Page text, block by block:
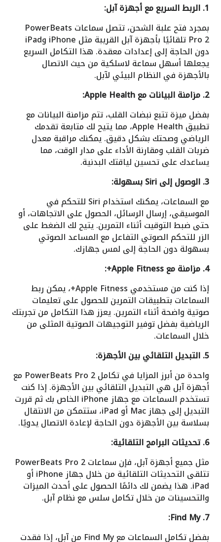
1. الربط السريع مع أجهزة آبل:
بمجرد فتح علبة الشحن، تتصل سماعات PowerBeats
Pro 2 تلقائيًا بأجهزة آبل القريبة مثل iPhone وiPad
دون الحاجة إلى إعدادات معقدة. هذا التكامل السريع
يجعلها أسهل سماعة لاسلكية من حيث الاتصال
بالأجهزة في النظام البيئي لآبل.
2. مزامنة البيانات مع Apple Health:
بفضل ميزة تتبع نبضات القلب، تتم مزامنة البيانات مع
تطبيق Apple Health، مما يتيح لك متابعة تقدمك
الرياضي وصحتك بشكل دقيق. يمكنك مراقبة معدل
ضربات القلب ومقارنة الأداء على مدار الوقت، مما
يساعدك على تحسين لياقتك البدنية.
3. الوصول إلى Siri بسهولة:
مع السماعات، يمكنك استخدام Siri للتحكم في
الموسيقى، إرسال الرسائل، الحصول على الاتجاهات، أو
حتى ضبط التوقيت أثناء التمرين. يتيح لك الضغط على
الزر للتحكم الصوتي التفاعل مع المساعد الصوتي
بسهولة دون الحاجة إلى لمس جهازك.
4. مزامنة مع Apple Fitness+:
إذا كنت من مستخدمي Apple Fitness+، يمكن ربط
السماعات بتطبيقات التمرين للحصول على تعليمات
صوتية واضحة أثناء التمرين. يعزز هذا التكامل من تجربتك
الرياضية بفضل توفير التوجيهات الصوتية المثلى من
خلال السماعات.
5. التبديل التلقائي بين الأجهزة:
واحدة من أبرز المزايا في تكامل PowerBeats Pro 2 مع
أجهزة آبل هي التبديل التلقائي بين الأجهزة. إذا كنت
تستخدم السماعات مع جهاز iPhone الخاص بك ثم قررت
التبديل إلى جهاز Mac أو iPad، ستتمكن من الانتقال
بسلاسة بين الأجهزة دون الحاجة لإعادة الاتصال يدويًا.
6. تحديثات البرامج التلقائية:
مثل جميع أجهزة آبل، فإن سماعات PowerBeats Pro 2
تتلقى التحديثات التلقائية من خلال جهاز iPhone أو
iPad. هذا يضمن لك دائمًا الحصول على أحدث الميزات
والتحسينات من خلال تكامل سلس مع نظام آبل.
7. Find My:
بفضل تكامل السماعات مع Find My من آبل، إذا فقدت